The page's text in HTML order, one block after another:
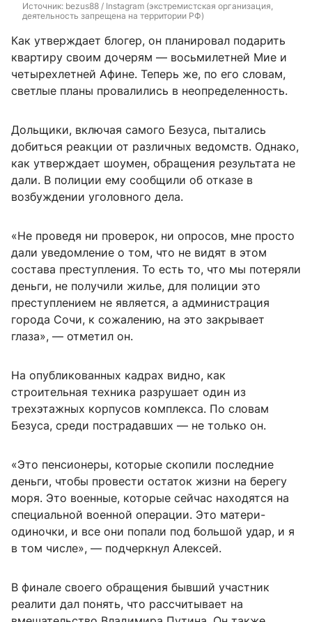
Источник: bezus88 / Instagram (экстремистская организация,
деятельность запрещена на территории РФ)
Как утверждает блогер, он планировал подарить
квартиру своим дочерям — восьмилетней Мие и
четырехлетней Афине. Теперь же, по его словам,
светлые планы провалились в неопределенность.
Дольщики, включая самого Безуса, пытались
добиться реакции от различных ведомств. Однако,
как утверждает шоумен, обращения результата не
дали. В полиции ему сообщили об отказе в
возбуждении уголовного дела.
«Не проведя ни проверок, ни опросов, мне просто
дали уведомление о том, что не видят в этом
состава преступления. То есть то, что мы потеряли
деньги, не получили жилье, для полиции это
преступлением не является, а администрация
города Сочи, к сожалению, на это закрывает
глаза», — отметил он.
На опубликованных кадрах видно, как
строительная техника разрушает один из
трехэтажных корпусов комплекса. По словам
Безуса, среди пострадавших — не только он.
«Это пенсионеры, которые скопили последние
деньги, чтобы провести остаток жизни на берегу
моря. Это военные, которые сейчас находятся на
специальной военной операции. Это матери-
одиночки, и все они попали под большой удар, и я
в том числе», — подчеркнул Алексей.
В финале своего обращения бывший участник
реалити дал понять, что рассчитывает на